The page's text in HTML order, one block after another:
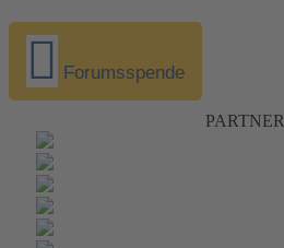
Forumsspende
PARTNER